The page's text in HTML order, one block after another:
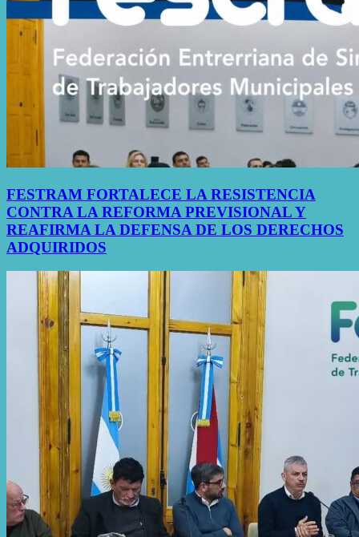
FESTRAM FORTALECE LA RESISTENCIA
CONTRA LA REFORMA PREVISIONAL Y
REAFIRMA LA DEFENSA DE LOS DERECHOS
ADQUIRIDOS